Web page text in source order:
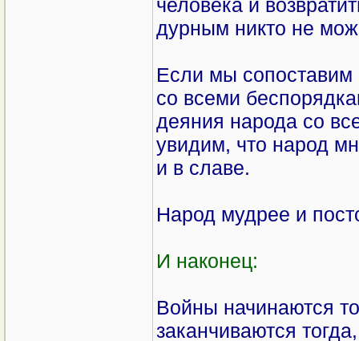
человека и
дурным никто не
Если мы сопоставим
со всеми
деяния народа со
увидим, что народ
и в славе.
Народ мудрее и
И наконец:
Войны начинаются
заканчиваются тогда,